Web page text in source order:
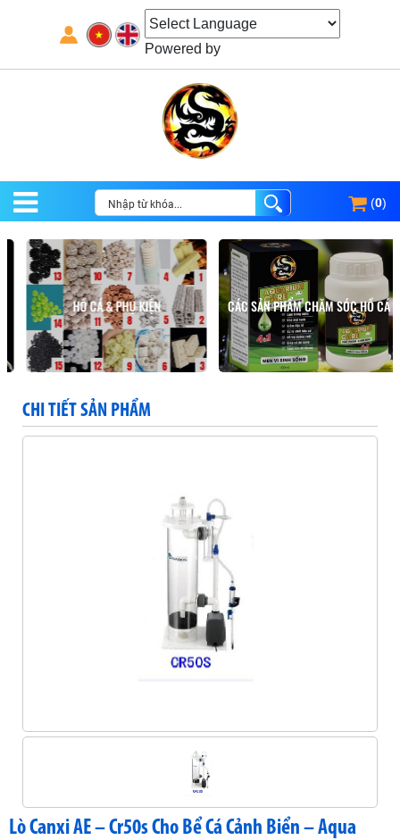
Powered by
(0)
HỒ CÁ & PHỤ KIỆN CÁC SẢN PHẨM CHĂM SÓC HỒ CÁ
CHI TIẾT SẢN PHẨM
Lò Canxi AE – Cr50s Cho Bể Cá Cảnh Biển – Aqua